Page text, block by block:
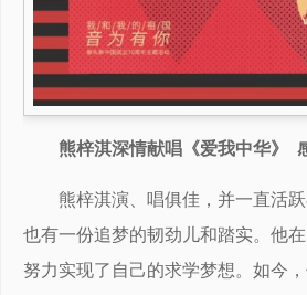
熊梓淇深情献唱《爱我中华》
熊梓淇演、唱俱佳，并一直活
也有一份追梦的韧劲儿和踏实。他
努力实现了自己的求学梦想。如今